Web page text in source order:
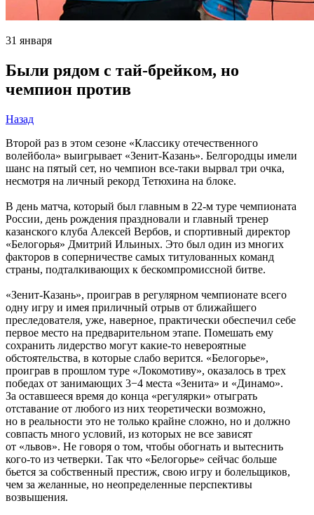
31 января
Были рядом с тай-брейком, но
чемпион против
Назад
Второй раз в этом сезоне «Классику отечественного
волейбола» выигрывает «Зенит-Казань». Белгородцы имели
шанс на пятый сет, но чемпион все-таки вырвал три очка,
несмотря на личный рекорд Тетюхина на блоке.
В день матча, который был главным в 22-м туре чемпионата
России, день рождения праздновали и главный тренер
казанского клуба Алексей Вербов, и спортивный директор
«Белогорья» Дмитрий Ильиных. Это был один из многих
факторов в соперничестве самых титулованных команд
страны, подталкивающих к бескомпромиссной битве.
«Зенит-Казань», проиграв в регулярном чемпионате всего
одну игру и имея приличный отрыв от ближайшего
преследователя, уже, наверное, практически обеспечил себе
первое место на предварительном этапе. Помешать ему
сохранить лидерство могут какие-то невероятные
обстоятельства, в которые слабо верится. «Белогорье»,
проиграв в прошлом туре «Локомотиву», оказалось в трех
победах от занимающих 3−4 места «Зенита» и «Динамо».
За оставшееся время до конца «регулярки» отыграть
отставание от любого из них теоретически возможно,
но в реальности это не только крайне сложно, но и должно
совпасть много условий, из которых не все зависят
от «львов». Не говоря о том, чтобы обогнать и вытеснить
кого-то из четверки. Так что «Белогорье» сейчас больше
бьется за собственный престиж, свою игру и болельщиков,
чем за желанные, но неопределенные перспективы
возвышения.